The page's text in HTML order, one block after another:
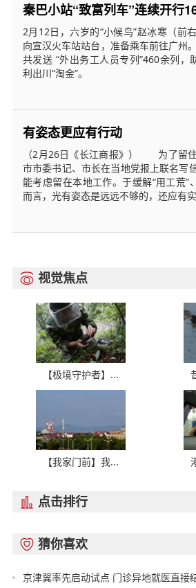
秦巴小站“致富列车”连续开行
2月12日，六岁的“小候鸟”赵冰寒（前
向宣汉火车站站台，准备乘车前往广州
共发送 “外出务工人员专列”460余列，
利出川“淘金”。
有姿态更应有行动
（2月26日《长江商报》） 为了留
市市委书记、市长在当地党报上联名写
能考虑留在本地工作。于缓解“用工荒”
而言，光有姿态是远远不够的，还应有实
 视觉焦点
【极境守护者】...
【我家门前】我...
 点击排行
 猜你喜欢
京津冀率先启动试点 门诊异地就医直接